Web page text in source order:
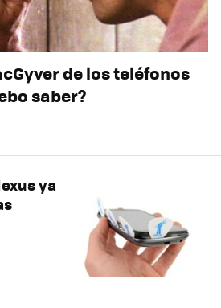
de los teléfonos
saber?
ya